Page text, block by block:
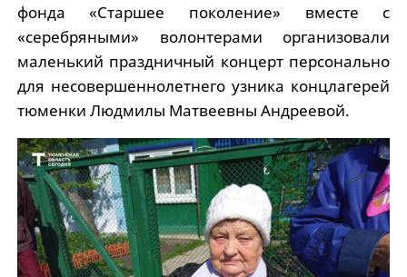
фонда «Старшее поколение» вместе с
«серебряными» волонтерами организовали
маленький праздничный концерт персонально
для несовершеннолетнего узника концлагерей
тюменки Людмилы Матвеевны Андреевой.